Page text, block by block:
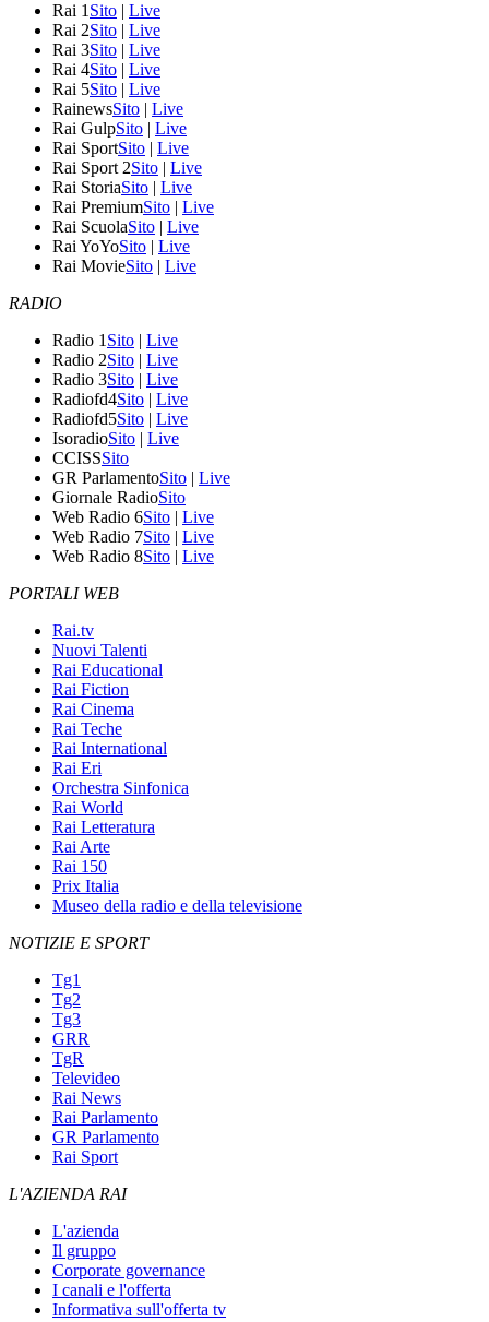
Rai 1 Sito | Live
Rai 2Sito | Live
Rai 3Sito | Live
Rai 4Sito | Live
Rai 5Sito | Live
RainewsSito | Live
Rai GulpSito | Live
Rai SportSito | Live
Rai Sport 2Sito | Live
Rai StoriaSito | Live
Rai PremiumSito | Live
Rai ScuolaSito | Live
Rai YoYoSito | Live
Rai MovieSito | Live
RADIO
Radio 1 Sito | Live
Radio 2Sito | Live
Radio 3Sito | Live
Radiofd4Sito | Live
Radiofd5Sito | Live
IsoradioSito | Live
CCISSSito
GR ParlamentoSito | Live
Giornale RadioSito
Web Radio 6Sito | Live
Web Radio 7Sito | Live
Web Radio 8Sito | Live
PORTALI WEB
Rai.tv
Nuovi Talenti
Rai Educational
Rai Fiction
Rai Cinema
Rai Teche
Rai International
Rai Eri
Orchestra Sinfonica
Rai World
Rai Letteratura
Rai Arte
Rai 150
Prix Italia
Museo della radio e della televisione
NOTIZIE E SPORT
Tg1
Tg2
Tg3
GRR
TgR
Televideo
Rai News
Rai Parlamento
GR Parlamento
Rai Sport
L'AZIENDA RAI
L'azienda
Il gruppo
Corporate governance
I canali e l'offerta
Informativa sull'offerta tv